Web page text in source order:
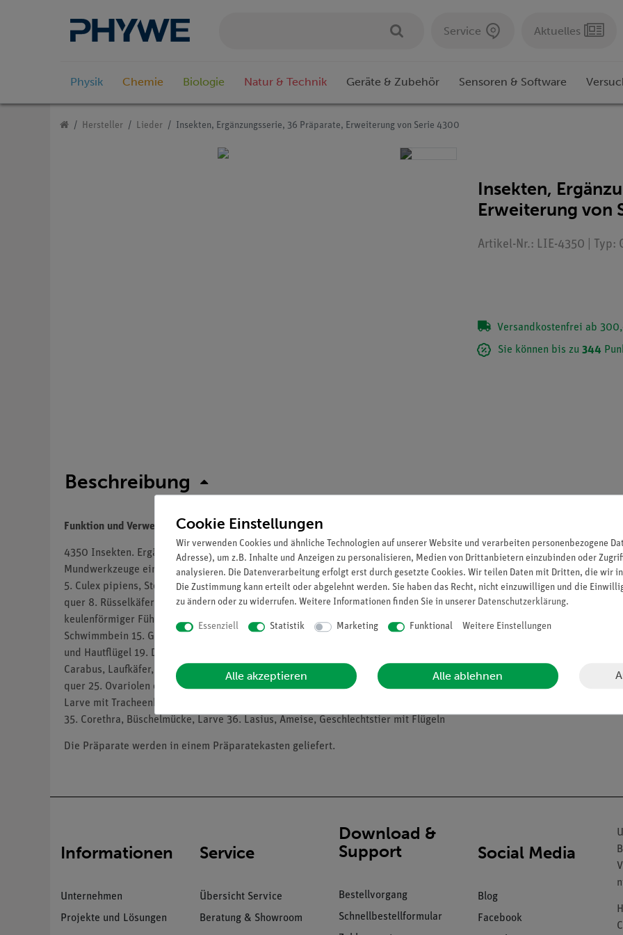
Service Aktuelles
Physik Chemie Biologie Natur & Technik Geräte & Zubehör Sensoren & Software
Hersteller Lieder Insekten, Ergänzungsserie, 36 Präparate, Erweiterung von Serie 4300
Insekten,
Erweiterung von
Artikel-Nr.: LIE-4350 | Typ:
Versandkostenfrei ab
Sie können bis zu 344
Beschreibung
Funktion und Verwendung
4350 Insekten. Ergänzungsserie. - 36 Präparate. 1. Gomphocerus sp., Grashüpfer, beißende Mundwerkzeuge eines
Mundwerkzeuge eines Fleischfressers 3. Periplaneta, Küchenschabe, kauend-beißende Mundwerkzeuge 4. Apis
5. Culex pipiens, Stechmücke, Mundwerkzeuge des Weibchens, quer 6. Pieris sp., Schmetterling, Mundwerkzeuge,
quer 8. Rüsselkäfer, Kopf mit Mundwerkzeugen und geknieten Fühlern 9. Chironomus, Zuckmücke. Kopf mit
keulenförmiger Fühler 11. Schmetterling, Schreitbein 12. Schmetterling, Bauchfuß der Raupe 13. Melolontha sp.,
Schwimmbein 15. Gomphocerus sp., Grashüpfer, Bein mit Schrilleiste 16. Chrysopa, Goldauge, Flügel eines Netzflüglers
und Hautflügel 19. Drosophila, Taufliege, längs 20. Carausius, Stabheuschrecke, Abdomen quer 21. Cloeon oder Baetis,
Carabus, Laufkäfer, Kaumagen quer 23. Periplaneta, Küchenschabe, Mitteldarm, Chylus, Malpighische Gefäße, quer
quer 25. Ovariolen eines Insekts, längs 26. Heuschrecke, Hoden quer 27. Collembole, Urinsekt (Springschwanz) 28.
Larve mit Tracheenkiemen 30. Nemura, Steinfliege, Imago 31. Thysanoptera, Blasenfüße 32. Aphidae, Blattläuse 33.
35. Corethra, Büschelmücke, Larve 36. Lasius, Ameise, Geschlechtstier mit Flügeln
Die Präparate werden in einem Präparatekasten geliefert.
Informationen
Unternehmen
Projekte und Lösungen
Service
Übersicht Service
Beratung & Showroom
Download &
Support
Bestellvorgang
Schnellbestellformular
Social Media
Blog
Facebook
Cookie Einstellungen
Wir verwenden Cookies und ähnliche Technologien auf unserer Website und verarbeiten personenbezogene
Adresse), um z.B. Inhalte und Anzeigen zu personalisieren, Medien von Drittanbietern einzubinden oder
analysieren. Die Datenverarbeitung erfolgt erst durch gesetzte Cookies. Wir teilen Daten mit Dritten, die wir
Die Zustimmung kann erteilt oder abgelehnt werden. Sie haben das Recht, nicht einzuwilligen und die
zu ändern oder zu widerrufen. Weitere Informationen finden Sie in unserer Daten­schutz­erklärung.
Essenziell Statistik Marketing Funktional Weitere Einstellungen
Alle akzeptieren Alle ablehnen